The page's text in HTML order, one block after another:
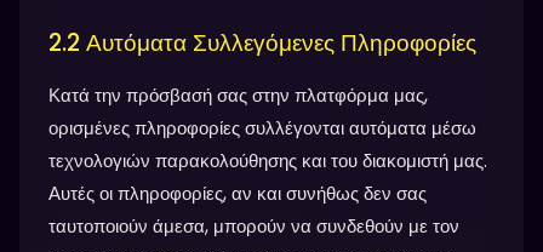
2.2 Αυτόματα Συλλεγόμενες Πληροφορίες
Κατά την πρόσβασή σας στην πλατφόρμα μας,
ορισμένες πληροφορίες συλλέγονται αυτόματα μέσω
τεχνολογιών παρακολούθησης και του διακομιστή μας.
Αυτές οι πληροφορίες, αν και συνήθως δεν σας
ταυτοποιούν άμεσα, μπορούν να συνδεθούν με τον